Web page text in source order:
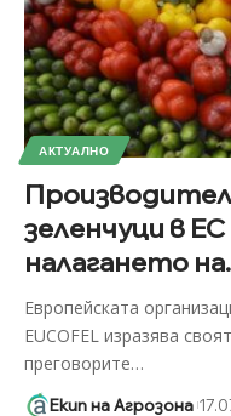
АКТУАЛНО
зеленчуци в
налагането
Европейската
EUCOFEL изразява
преговорите…
Екип на Агрозона